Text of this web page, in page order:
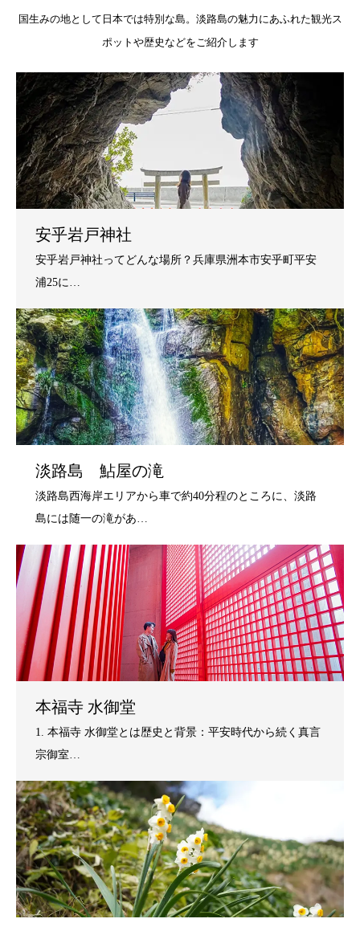
国生みの地として日本では特別な島。淡路島の魅力にあふれた観光ス
ポットや歴史などをご紹介します
安乎岩戸神社
淡路島 鮎屋の滝
本福寺 水御堂